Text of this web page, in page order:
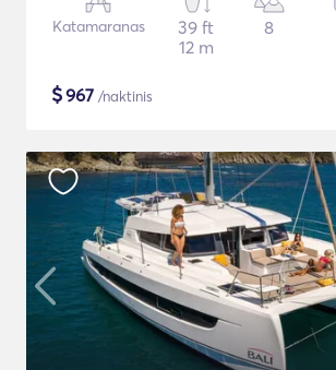
Katamaranas
39 ft
12 m
8
$967 /naktinis